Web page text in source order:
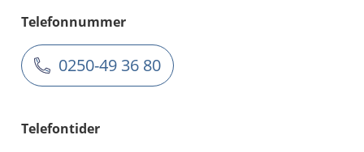
Telefonnummer
0250-49 36 80
Telefontider